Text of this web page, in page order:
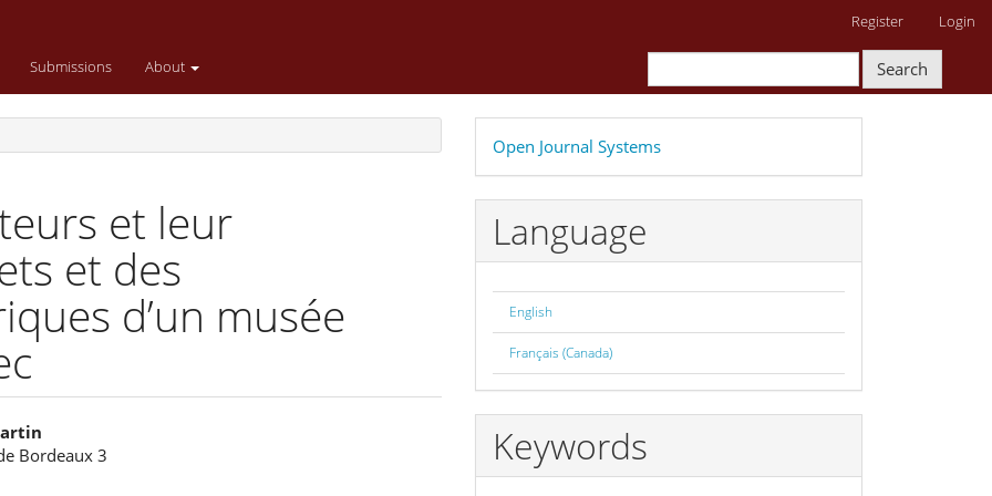
Register Login
Submissions About Search
et leur
et des
d’un musée
Bordeaux 3
Developed
By
Open Journal Systems
Language
English
Français (Canada)
Keywords